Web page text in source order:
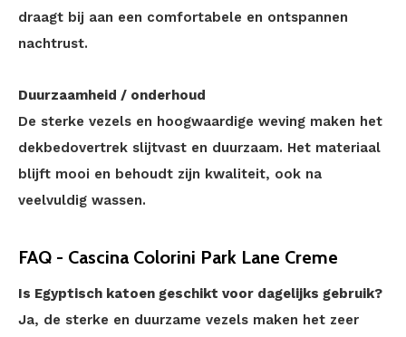
draagt bij aan een comfortabele en ontspannen
nachtrust.
Duurzaamheid / onderhoud
De sterke vezels en hoogwaardige weving maken het
dekbedovertrek slijtvast en duurzaam. Het materiaal
blijft mooi en behoudt zijn kwaliteit, ook na
veelvuldig wassen.
FAQ - Cascina Colorini Park Lane Creme
Is Egyptisch katoen geschikt voor dagelijks gebruik?
Ja, de sterke en duurzame vezels maken het zeer